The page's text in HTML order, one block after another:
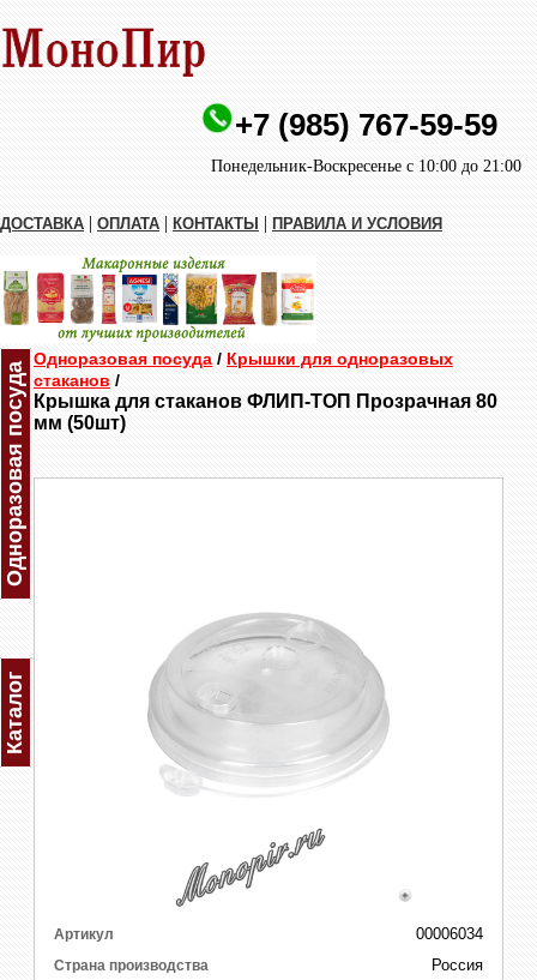
+7 (985) 767-59-59
Понедельник-Воскресенье с 10:00 до 21:00
ДОСТАВКА | ОПЛАТА | КОНТАКТЫ | ПРАВИЛА И УСЛОВИЯ
Одноразовая посуда
Каталог
Одноразовая посуда / Крышки для одноразовых
стаканов /
Крышка для стаканов ФЛИП-ТОП Прозрачная 80
мм (50шт)
Артикул 00006034
Страна производства Россия